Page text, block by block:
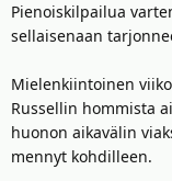
Pienoiskilpailua
sellaisenaan
Mielenkiintoinen
Russellin hommista
huonon aikavälin
mennyt kohdilleen.